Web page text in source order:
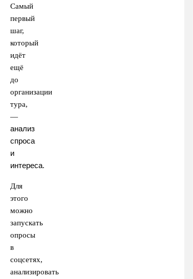
Самый
первый
шаг,
который
идёт
ещё
до
организации
тура,
—
анализ
спроса
и
интереса.
Для
этого
можно
запускать
опросы
в
соцсетях,
анализировать